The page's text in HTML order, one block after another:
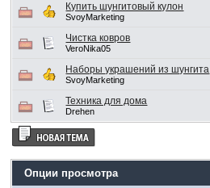
Купить шунгитовый кулон
SvoyMarketing
Чистка ковров
VeroNika05
Наборы украшений из шунгита
SvoyMarketing
Техника для дома
Drehen
Опции просмотра